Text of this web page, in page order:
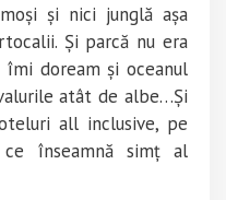
și nici junglă așa
Și parcă nu era
doream și oceanul
atât de albe…Și
all inclusive, pe
înseamnă simț al